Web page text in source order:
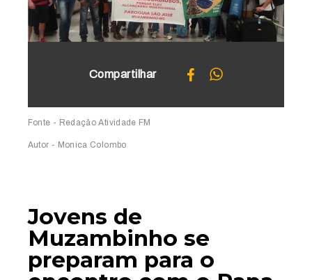
Jovens de
Muzambinho se
preparam para o
Compartilhar
Fonte - Redação Atividade FM
Autor - Monica Colombo